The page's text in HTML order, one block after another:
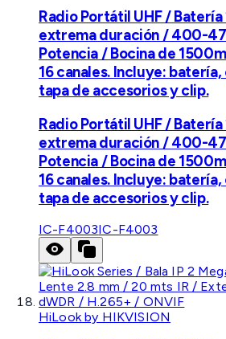
Radio Portátil UHF /
extrema duración / 400-
Potencia / Bocina de
16 canales. Incluye:
tapa de accesorios y clip.
Radio Portátil UHF /
extrema duración / 400-
Potencia / Bocina de
16 canales. Incluye:
tapa de accesorios y clip.
IC-F4003IC-F4003
HiLook by HIKVISION